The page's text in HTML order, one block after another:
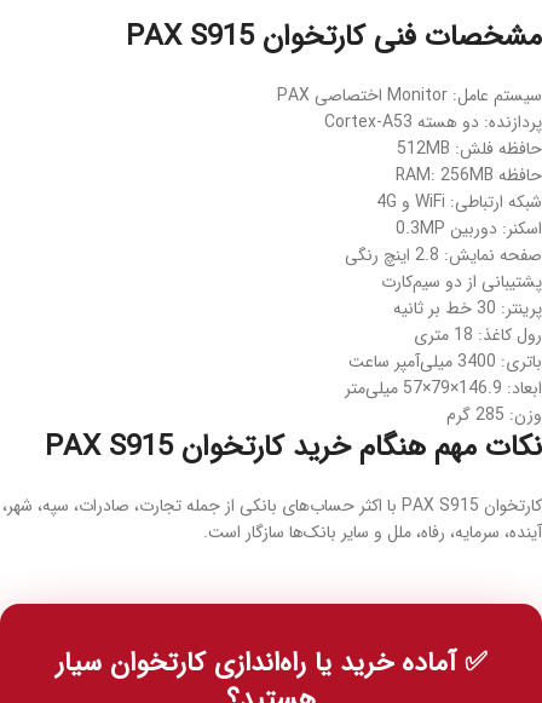
مشخصات فنی کارتخوان PAX S915
سیستم عامل: Monitor اختصاصی PAX
پردازنده: دو هسته Cortex‑A53
حافظه فلش: 512MB
حافظه RAM: 256MB
شبکه ارتباطی: WiFi و 4G
اسکنر: دوربین 0.3MP
صفحه نمایش: 2.8 اینچ رنگی
پشتیبانی از دو سیم‌کارت
پرینتر: 30 خط بر ثانیه
رول کاغذ: 18 متری
باتری: 3400 میلی‌آمپر ساعت
ابعاد: 146.9×79×57 میلی‌متر
وزن: 285 گرم
نکات مهم هنگام خرید کارتخوان PAX S915
کارتخوان PAX S915 با اکثر حساب‌های بانکی از جمله تجارت، صادرات، سپه، شهر،
آینده، سرمایه، رفاه، ملل و سایر بانک‌ها سازگار است.
✅ آماده خرید یا راه‌اندازی کارتخوان سیار